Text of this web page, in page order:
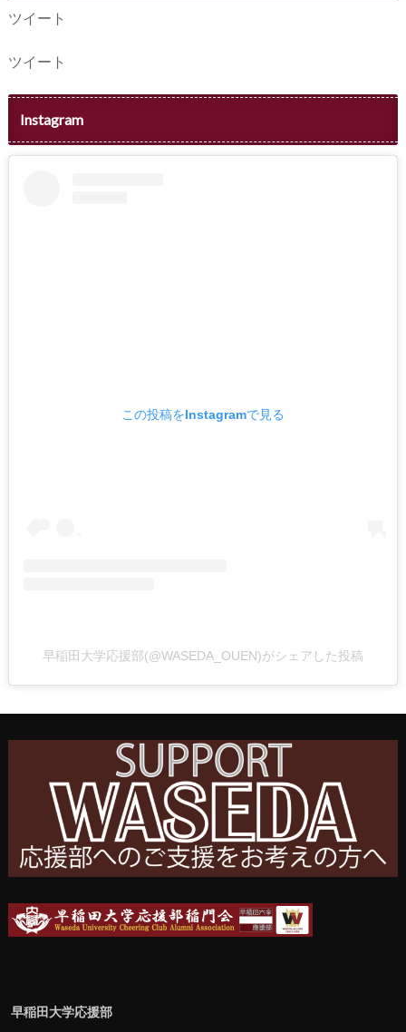
ツイート
ツイート
Instagram
この投稿をInstagramで見る
早稲田大学応援部(@WASEDA_OUEN)がシェアした投稿
早稲田大学応援部